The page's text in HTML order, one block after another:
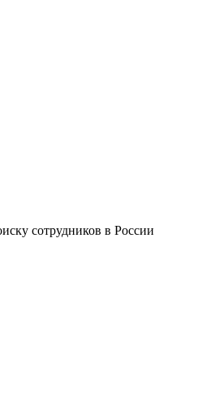
сотрудников в России